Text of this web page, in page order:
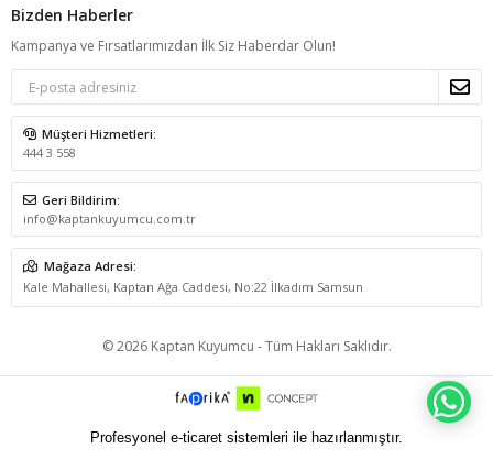
Bizden Haberler
Kampanya ve Fırsatlarımızdan İlk Siz Haberdar Olun!
Müşteri Hizmetleri:
444 3 558
Geri Bildirim:
info@kaptankuyumcu.com.tr
Mağaza Adresi:
Kale Mahallesi, Kaptan Ağa Caddesi, No:22 İlkadım Samsun
© 2026 Kaptan Kuyumcu - Tüm Hakları Saklıdır.
Profesyonel e-ticaret sistemleri ile hazırlanmıştır.